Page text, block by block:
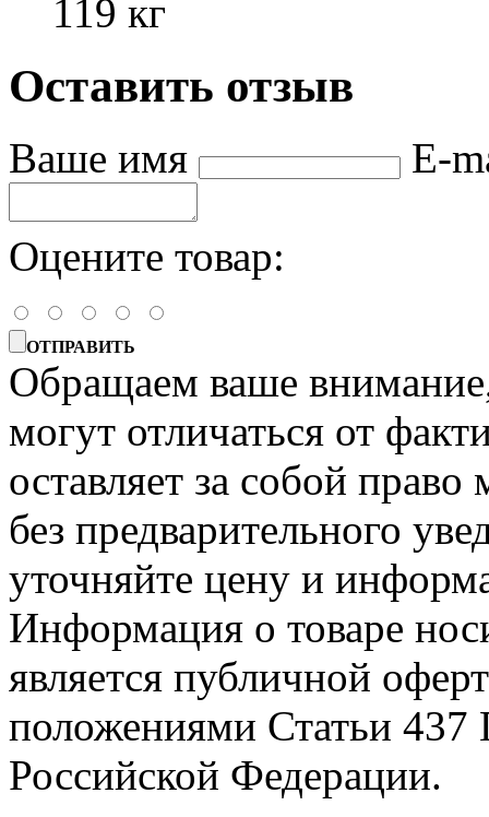
119 кг
Оставить отзыв
Ваше имя E-
Оцените товар:
ОТПРАВИТЬ
Обращаем ваше
могут отличаться от
оставляет за собой право
без предварительного
уточняйте цену и
Информация о товаре
является публичной
положениями Статьи 437
Российской Федерации.